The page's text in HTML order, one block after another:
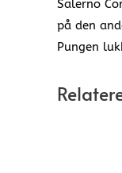
Salerno
på den
Pungen